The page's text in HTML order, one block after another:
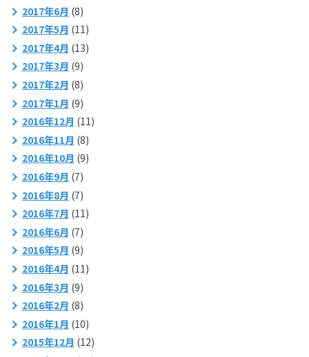
2017年6月 (8)
2017年5月 (11)
2017年4月 (13)
2017年3月 (9)
2017年2月 (8)
2017年1月 (9)
2016年12月 (11)
2016年11月 (8)
2016年10月 (9)
2016年9月 (7)
2016年8月 (7)
2016年7月 (11)
2016年6月 (7)
2016年5月 (9)
2016年4月 (11)
2016年3月 (9)
2016年2月 (8)
2016年1月 (10)
2015年12月 (12)